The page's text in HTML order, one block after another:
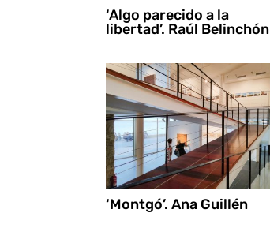
‘Algo parecido a la
libertad’. Raúl Belinchón
‘Montgó’. Ana Guillén